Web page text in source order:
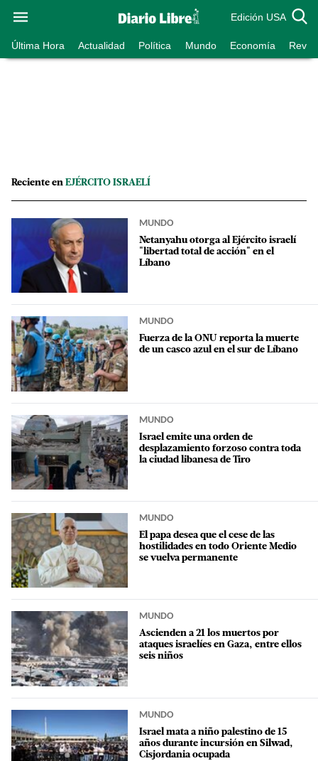
Edición USA
Última Hora Actualidad Política Mundo Economía
Reciente en EJÉRCITO ISRAELÍ
MUNDO
Netanyahu otorga al Ejército israelí
"libertad total de acción" en el
Líbano
MUNDO
Fuerza de la ONU reporta la muerte
de un casco azul en el sur de Líbano
MUNDO
Israel emite una orden de
desplazamiento forzoso contra toda
la ciudad libanesa de Tiro
MUNDO
El papa desea que el cese de las
hostilidades en todo Oriente Medio
se vuelva permanente
MUNDO
Ascienden a 21 los muertos por
ataques israelíes en Gaza, entre ellos
seis niños
MUNDO
Israel mata a niño palestino de 15
años durante incursión en Silwad,
Cisjordania ocupada